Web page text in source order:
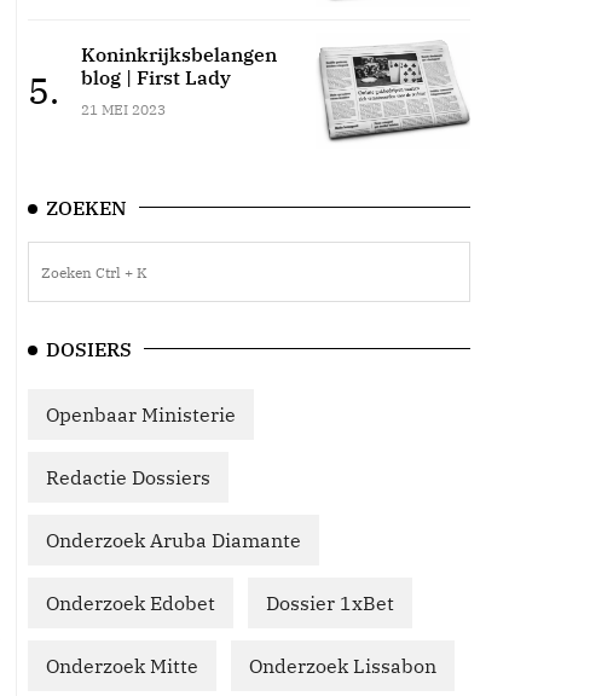
5.
Koninkrijksbelangen
blog | First Lady
21 MEI 2023
ZOEKEN
DOSIERS
Openbaar Ministerie
Redactie Dossiers
Onderzoek Aruba Diamante
Onderzoek Edobet Dossier 1xBet
Onderzoek Mitte Onderzoek Lissabon